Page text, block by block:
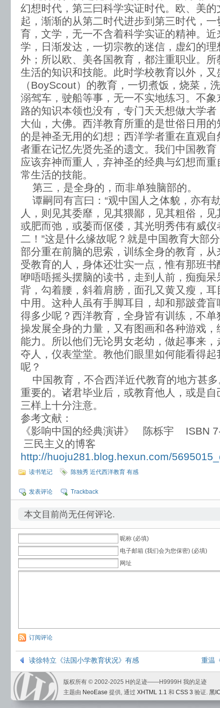
幻想时代，第三曰科学实证时代。欧、美
起，渐渐的从第二时代进步到第三时代，
育，文学，无一不含着科学实证的精神。
学，日渐发达，一切宗教的迷信，虚幻的
外；所以欧、美各国教育，都注重职业。
生活的知识和技能。此时学校教育以外，又
（BoyScout）的教育，一切煮饭，烧菜，
溺驾车，驶船等事，无一不实地练习。不
路的知识本领也没有，专门天天想做大学
大仙，大佛。西洋教育所重的是世俗日用
的是神圣无用的幻想；西洋学者重在直观
者重在记忆先贤先圣的遗文。我们中国教
应该弃神而重人，弃神圣的经典与幻想而
常生活的技能。
第三，是全身的，而非单独脑部的。
谭嗣同有言曰：“观中国人之体貌，亦有
人，则见其委靡，见其猥鄙，见其粗俗，
或肥而弛，或萎而伛偻，其光明秀伟有威
二！”这是什么缘故呢？就是中国教育大部
部分重在前脑的思索，训练全身的教育，
受教育的人，身体还壮实一点，惟有那班
咿唔唔摇头摆脑的读书，走到人前，痴痴
背，勾着腰，斜着肩膀，面孔又黄又瘦，
中用。这种人虽有手脚耳目，却和那跛聋
得多少呢？西洋教育，全身皆有训练，不
操发展全身的力量，又有图画和各种游戏
能力。所以他们无论男女老幼，做起事来
夺人，仪表堂堂。教他们眼里如何能看得
呢？
中国教育，不合西洋近代教育的地方甚
重要的。诸君毕业后，或教育他人，或是
三样上十分注意。
参考文献：
《影响中国的经典演讲》 陈栎宇 ISBN
三民主义的博客
http://huoju281.blog.hexun.com/
读书笔记 陈独秀 近代西洋教育 有感
发表评论 Trackback
本文目前尚无任何评论.
昵称 (必填)
电子邮箱 (我们会为您保密) (必填)
网址
订阅评论
读徐特立《法国小学教育状况》有感 重温
版权所有 © 2002-2025 H的足迹——H9999H 我的足迹
主题由 NeoEase 提供, 通过 XHTML 1.1 和 CSS 3 验证. 黑